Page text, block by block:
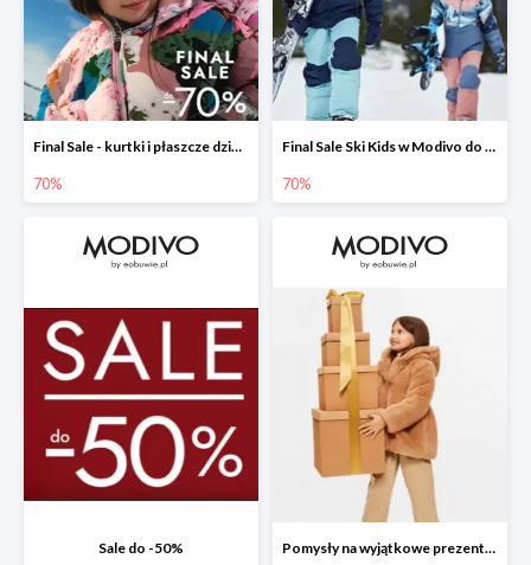
Final Sale - kurtki i płaszcze dziecięce w Modivo do -70%
70%
Final Sale Ski Kids w Modivo do -70%
70%
Sale do -50% Pomysły na wyjątkowe prezenty dla dzieci w Modivo do -50%